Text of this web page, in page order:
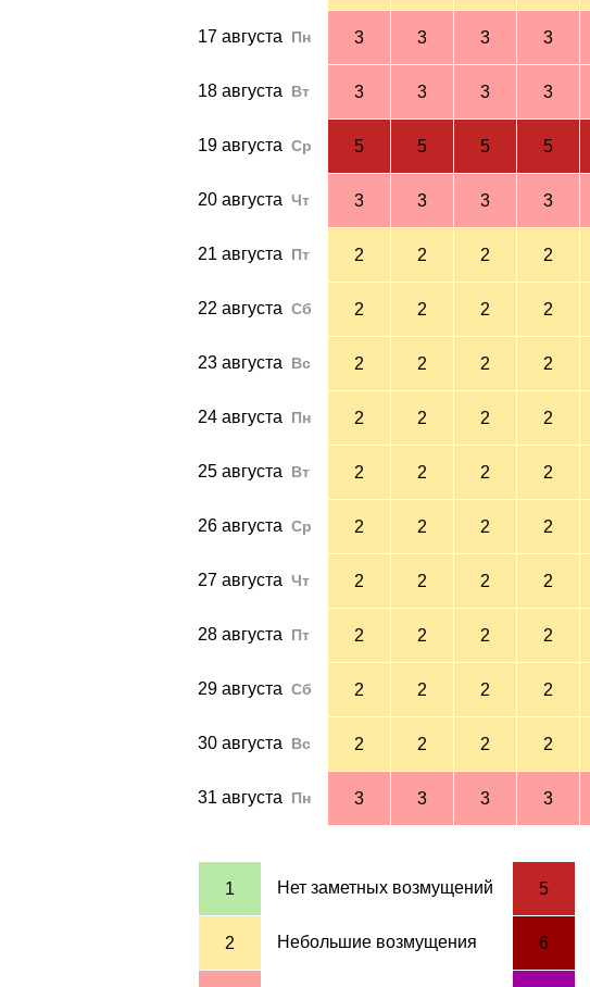
17 августа Пн 3 3 3 3
18 августа Вт 3 3 3 3
19 августа Ср 5 5 5 5
20 августа Чт 3 3 3 3
21 августа Пт 2 2 2 2
22 августа Сб 2 2 2 2
23 августа Вс 2 2 2 2
24 августа Пн 2 2 2 2
25 августа Вт 2 2 2 2
26 августа Ср 2 2 2 2
27 августа Чт 2 2 2 2
28 августа Пт 2 2 2 2
29 августа Сб 2 2 2 2
30 августа Вс 2 2 2 2
31 августа Пн 3 3 3 3
1 Нет заметных возмущений 5
2 Небольшие возмущения 6